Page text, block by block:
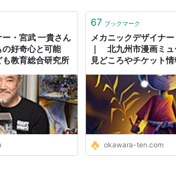
も魅力的です。 私の仕事はメカニッ
アニメ…
・宮武 一貴さん
好奇心と可能
教育総合研究所
67 ブックマーク
メカニックデザイナ
｜ 北九州市漫画
見どころやチケット
okawara-ten.com